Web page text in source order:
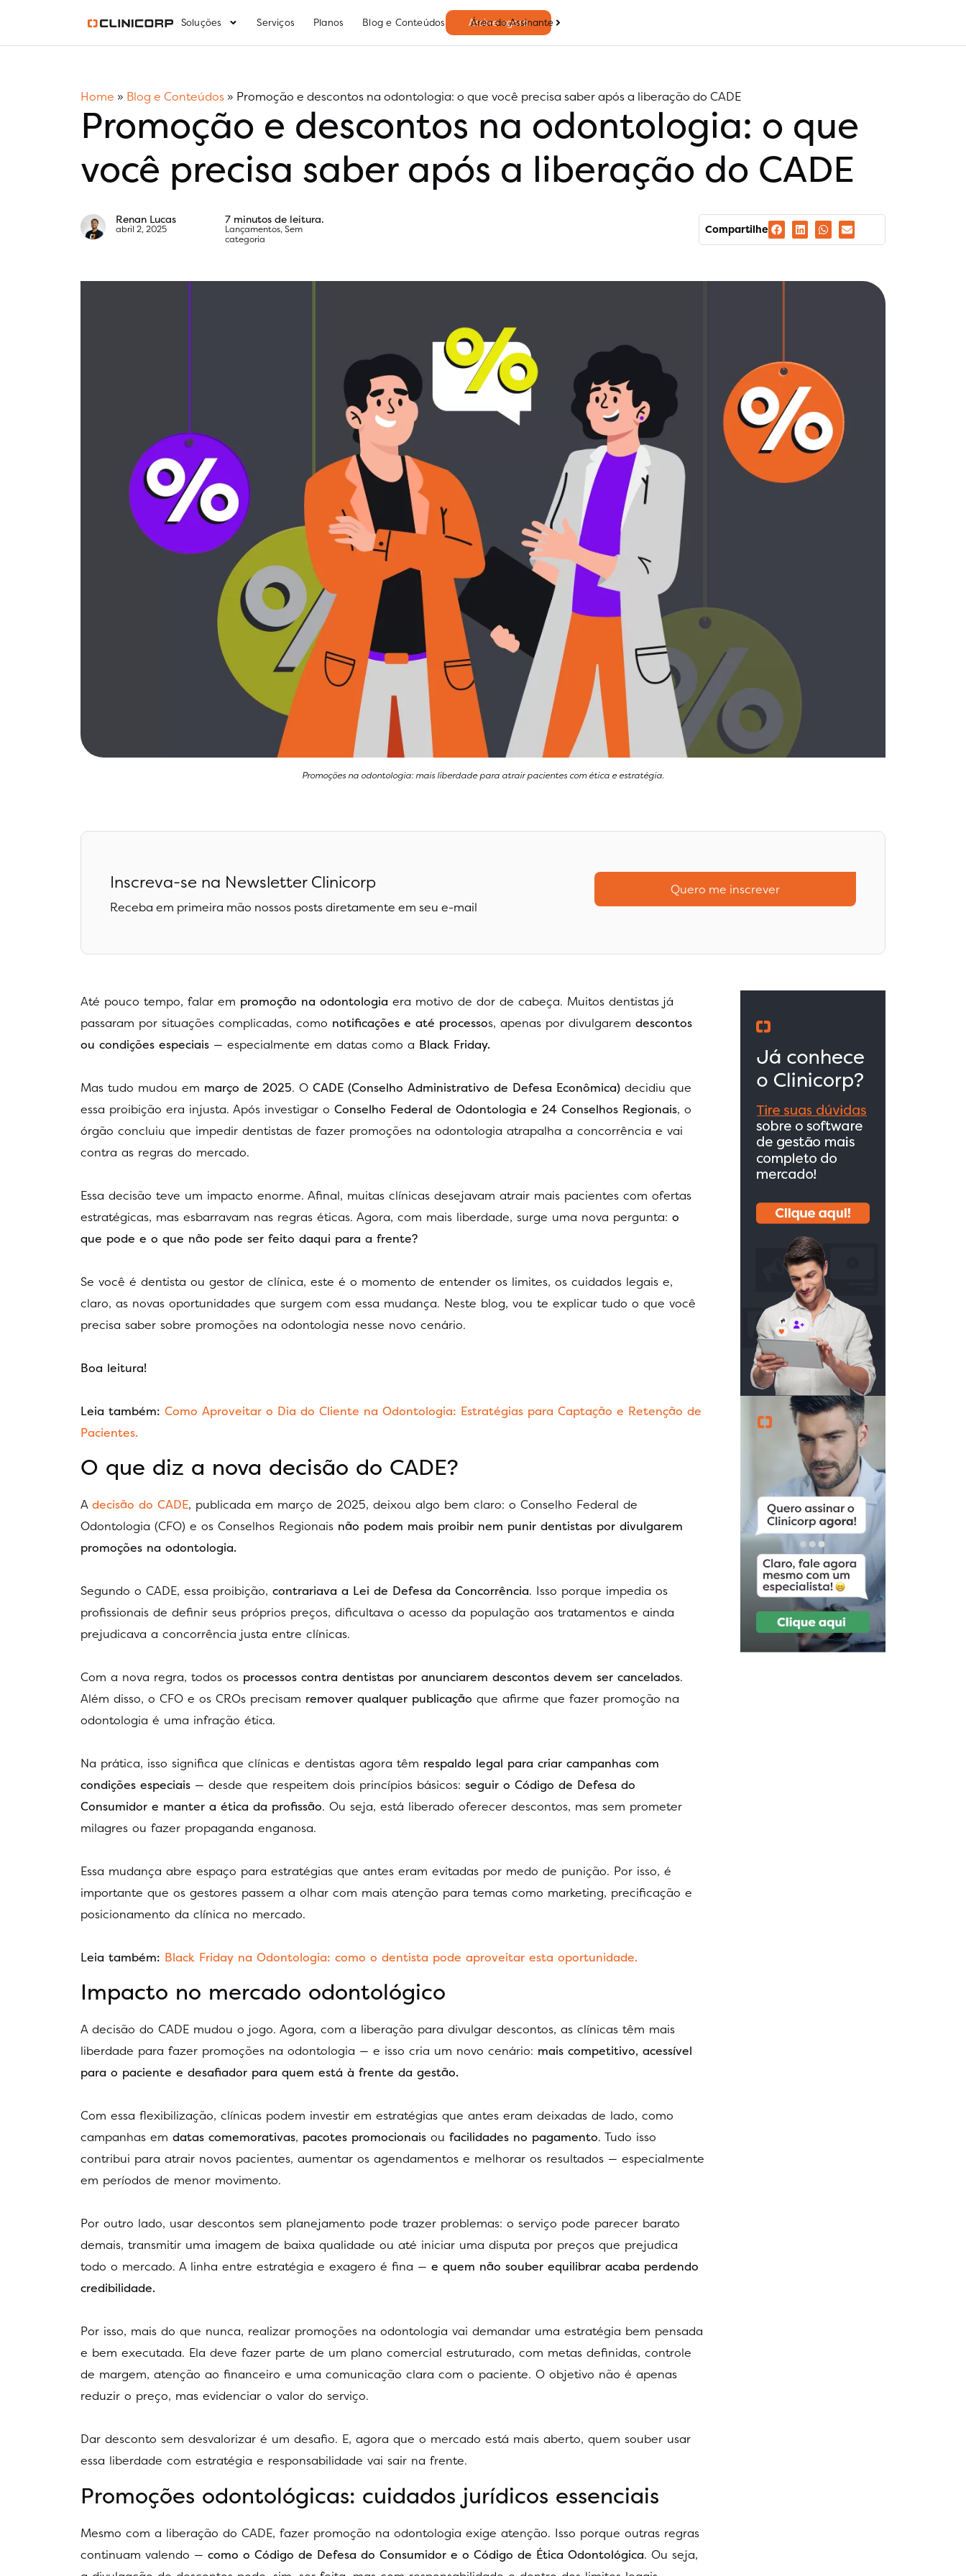
Soluções Serviços Planos Blog e Conteúdos Assine agora
Área do Assinante
Home » Blog e Conteúdos » Promoção e descontos na odontologia: o que você precisa saber após a liberação do CADE
Promoção e descontos na odontologia: o que
você precisa saber após a liberação do CADE
Renan Lucas
abril 2, 2025
7 minutos de leitura.
Lançamentos,Sem
categoria
Compartilhe
Promoções na odontologia: mais liberdade para atrair pacientes com ética e estratégia.
Inscreva-se na Newsletter Clinicorp
Receba em primeira mão nossos posts diretamente em seu e-mail
Quero me inscrever
Até pouco tempo, falar em promoção na odontologia era motivo de dor de cabeça. Muitos dentistas já
passaram por situações complicadas, como notificações e até processos, apenas por divulgarem descontos
ou condições especiais — especialmente em datas como a Black Friday.
Mas tudo mudou em março de 2025. O CADE (Conselho Administrativo de Defesa Econômica) decidiu que
essa proibição era injusta. Após investigar o Conselho Federal de Odontologia e 24 Conselhos Regionais, o
órgão concluiu que impedir dentistas de fazer promoções na odontologia atrapalha a concorrência e vai
contra as regras do mercado.
Essa decisão teve um impacto enorme. Afinal, muitas clínicas desejavam atrair mais pacientes com ofertas
estratégicas, mas esbarravam nas regras éticas. Agora, com mais liberdade, surge uma nova pergunta: o
que pode e o que não pode ser feito daqui para a frente?
Se você é dentista ou gestor de clínica, este é o momento de entender os limites, os cuidados legais e,
claro, as novas oportunidades que surgem com essa mudança. Neste blog, vou te explicar tudo o que você
precisa saber sobre promoções na odontologia nesse novo cenário.
Boa leitura!
Leia também: Como Aproveitar o Dia do Cliente na Odontologia: Estratégias para Captação e Retenção de
Pacientes.
O que diz a nova decisão do CADE?
A decisão do CADE, publicada em março de 2025, deixou algo bem claro: o Conselho Federal de
Odontologia (CFO) e os Conselhos Regionais não podem mais proibir nem punir dentistas por divulgarem
promoções na odontologia.
Segundo o CADE, essa proibição, contrariava a Lei de Defesa da Concorrência. Isso porque impedia os
profissionais de definir seus próprios preços, dificultava o acesso da população aos tratamentos e ainda
prejudicava a concorrência justa entre clínicas.
Com a nova regra, todos os processos contra dentistas por anunciarem descontos devem ser cancelados.
Além disso, o CFO e os CROs precisam remover qualquer publicação que afirme que fazer promoção na
odontologia é uma infração ética.
Na prática, isso significa que clínicas e dentistas agora têm respaldo legal para criar campanhas com
condições especiais — desde que respeitem dois princípios básicos: seguir o Código de Defesa do
Consumidor e manter a ética da profissão. Ou seja, está liberado oferecer descontos, mas sem prometer
milagres ou fazer propaganda enganosa.
Essa mudança abre espaço para estratégias que antes eram evitadas por medo de punição. Por isso, é
importante que os gestores passem a olhar com mais atenção para temas como marketing, precificação e
posicionamento da clínica no mercado.
Leia também: Black Friday na Odontologia: como o dentista pode aproveitar esta oportunidade.
Impacto no mercado odontológico
A decisão do CADE mudou o jogo. Agora, com a liberação para divulgar descontos, as clínicas têm mais
liberdade para fazer promoções na odontologia — e isso cria um novo cenário: mais competitivo, acessível
para o paciente e desafiador para quem está à frente da gestão.
Com essa flexibilização, clínicas podem investir em estratégias que antes eram deixadas de lado, como
campanhas em datas comemorativas, pacotes promocionais ou facilidades no pagamento. Tudo isso
contribui para atrair novos pacientes, aumentar os agendamentos e melhorar os resultados — especialmente
em períodos de menor movimento.
Por outro lado, usar descontos sem planejamento pode trazer problemas: o serviço pode parecer barato
demais, transmitir uma imagem de baixa qualidade ou até iniciar uma disputa por preços que prejudica
todo o mercado. A linha entre estratégia e exagero é fina — e quem não souber equilibrar acaba perdendo
credibilidade.
Por isso, mais do que nunca, realizar promoções na odontologia vai demandar uma estratégia bem pensada
e bem executada. Ela deve fazer parte de um plano comercial estruturado, com metas definidas, controle
de margem, atenção ao financeiro e uma comunicação clara com o paciente. O objetivo não é apenas
reduzir o preço, mas evidenciar o valor do serviço.
Dar desconto sem desvalorizar é um desafio. E, agora que o mercado está mais aberto, quem souber usar
essa liberdade com estratégia e responsabilidade vai sair na frente.
Promoções odontológicas: cuidados jurídicos essenciais
Mesmo com a liberação do CADE, fazer promoção na odontologia exige atenção. Isso porque outras regras
continuam valendo — como o Código de Defesa do Consumidor e o Código de Ética Odontológica. Ou seja,